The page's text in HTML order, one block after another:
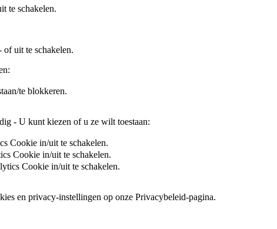
te schakelen.
uit te schakelen.
te blokkeren.
- U kunt kiezen of u ze wilt toestaan:
Cookie in/uit te schakelen.
Cookie in/uit te schakelen.
Cookie in/uit te schakelen.
en privacy-instellingen op onze Privacybeleid-pagina.